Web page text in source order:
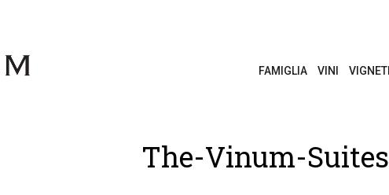
FAMIGLIA VINI VIGNETI
The-Vinum-Suites